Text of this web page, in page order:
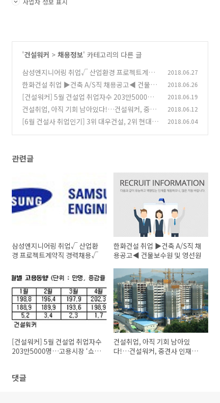
'건설워커 > 채용정보' 카테고리의 다른 글
삼성엔지니어링 취업√ 산업환경 프로젝트계약
직 경력채용√
(0)
2018.06.27
한화건설 취업 ▶건축 A/S직 채용공고◀ 건물보
수원 및 영선원 (0)
2018.06.26
[건설워커] 5월 건설업 취업자수 203만5000
명…고용시장 ‘쇼크’→ '대란'
(0)
2018.06.19
건설취업, 아직 기회 남아있다!…건설워커, 중견
사 인재채용 소식 공개 (0)
2018.06.12
[6월 건설사 취업인기] 3위 대우건설, 2위 현대건
2018.06.04
관련글
삼성엔지니어링 취업√ 산업환
경 프로젝트계약직 경력채용√
한화건설 취업 ▶건축 A/S직 채
용공고◀ 건물보수원 및 영선원
[건설워커] 5월 건설업 취업자수
203만5000명…고용시장 ‘쇼
건설취업, 아직 기회 남아있
다!…건설워커, 중견사 인재채
댓글